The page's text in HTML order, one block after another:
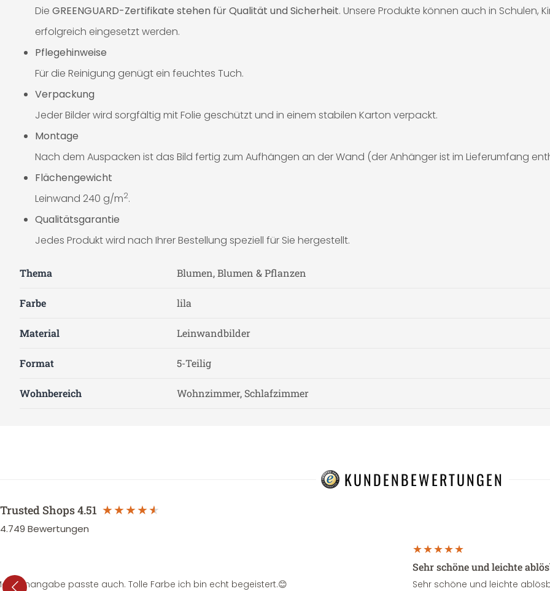
Die GREENGUARD-Zertifikate stehen für Qualität und Sicherheit. Unsere Produkte können auch in Schulen,
erfolgreich eingesetzt werden.
Pflegehinweise
Für die Reinigung genügt ein feuchtes Tuch.
Verpackung
Jeder Bilder wird sorgfältig mit Folie geschützt und in einem stabilen Karton verpackt.
Montage
Nach dem Auspacken ist das Bild fertig zum Aufhängen an der Wand (der Anhänger ist im Lieferumfang
Flächengewicht
Leinwand 240 g/m2.
Qualitätsgarantie
Jedes Produkt wird nach Ihrer Bestellung speziell für Sie hergestellt.
Thema Blumen, Blumen & Pflanzen
Farbe lila
Material Leinwandbilder
Format 5-Teilig
Wohnbereich Wohnzimmer, Schlafzimmer
KUNDENBEWERTUNGEN
Trusted Shops4.51
4.749 Bewertungen
passte auch. Tolle Farbe ich bin echt begeistert.😊
Sehr schöne und leichte
Sehr schöne und leichte